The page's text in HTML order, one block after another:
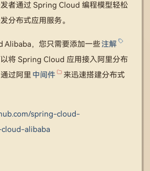
者通过 Spring Cloud 编程模型轻松
分布式应用服务。
Alibaba，您只需要添加一些注解
将 Spring Cloud 应用接入阿里分布
过阿里 中间件
来迅速搭建分布式
spring-cloud-
alibaba